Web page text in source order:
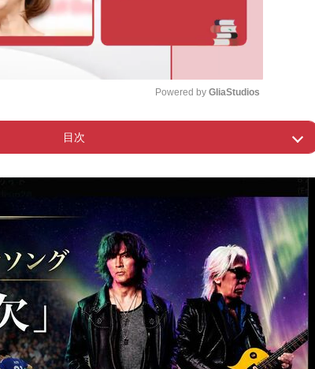
t
Powered by GliaStudios
目次
ーツには不可欠なB'z
B'zを起用するのはナゼ